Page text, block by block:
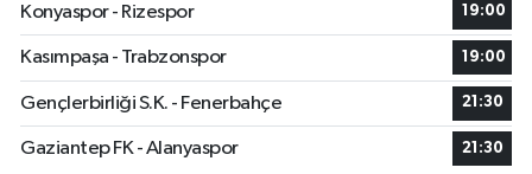
Konyaspor - Rizespor
19:00
Kasımpaşa - Trabzonspor 19:00
Gençlerbirliği S.K. - Fenerbahçe 21:30
Gaziantep FK - Alanyaspor 21:30